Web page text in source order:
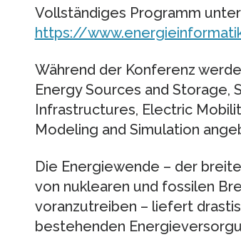
Vollständiges Programm
https://
Während der Konferenz
Energy Sources and Storage,
Infrastructures, Electric
Modeling and Simulation
Die Energiewende – der
von nuklearen und fossilen
voranzutreiben – liefert
bestehenden